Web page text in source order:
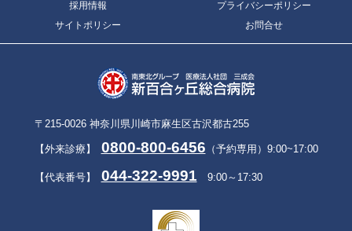
採用情報 プライバシーポリシー
サイトポリシー お問合せ
〒215-0026 神奈川県川崎市麻生区古沢都古255
【外来診療】 0800-800-6456 （予約専用）9:00~17:00
【代表番号】 044-322-9991 9:00～17:30